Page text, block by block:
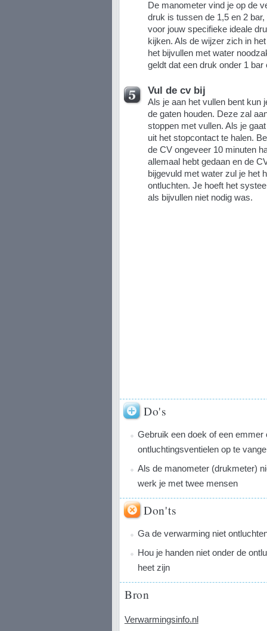
De manometer vind je op de
druk is tussen de 1,5 en 2
voor jouw specifieke ideale
kijken. Als de wijzer zich in
het bijvullen met water
geldt dat een druk onder 1 bar
Vul de cv bij
Als je aan het vullen bent kun
de gaten houden. Deze zal
stoppen met vullen. Als je
uit het stopcontact te halen.
de CV ongeveer 10 minuten
allemaal hebt gedaan en de
bijgevuld met water zul je het
ontluchten. Je hoeft het
als bijvullen niet nodig was.
Do's
Gebruik een doek of een emmer
ontluchtingsventielen op te
Als de manometer (drukmeter)
werk je met twee mensen
Don'ts
Ga de verwarming niet
Hou je handen niet onder de
heet zijn
Bron
Verwarmingsinfo.nl